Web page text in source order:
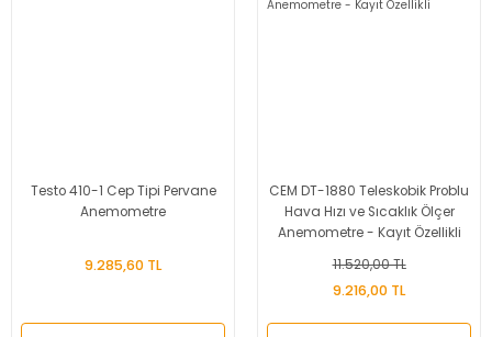
Testo 410-1 Cep Tipi Pervane
Anemometre
9.285,60 TL
CEM DT-1880 Teleskobik Problu
Hava Hızı ve Sıcaklık Ölçer
Anemometre - Kayıt Özellikli
11.520,00 TL
9.216,00 TL